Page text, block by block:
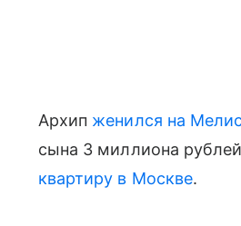
Архип женился на
сына 3 миллиона
квартиру в Москве.